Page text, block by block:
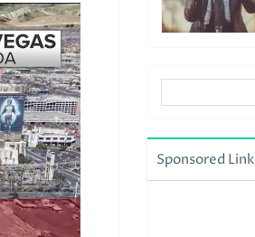
Sponsored Link